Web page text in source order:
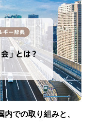
での取り組みと、